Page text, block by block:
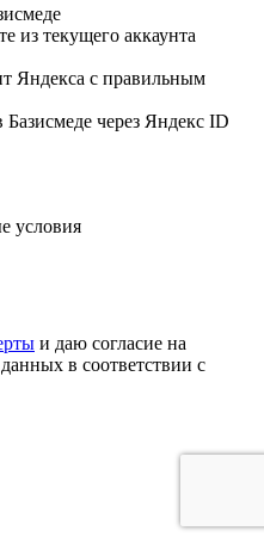
из текущего аккаунта
Яндекса с правильным
через Яндекс ID
условия
и даю согласие на
в соответствии с